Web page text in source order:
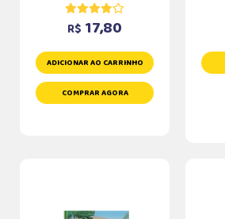
R$ 17,80
ADICIONAR AO CARRINHO
COMPRAR AGORA